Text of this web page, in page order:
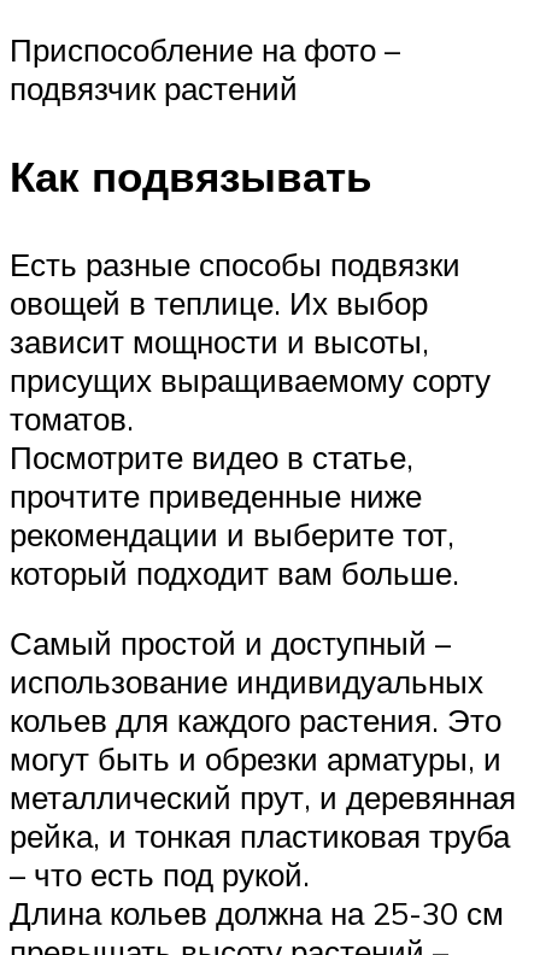
Приспособление на фото –
подвязчик растений
Как подвязывать
Есть разные способы подвязки
овощей в теплице. Их выбор
зависит мощности и высоты,
присущих выращиваемому сорту
томатов.
Посмотрите видео в статье,
прочтите приведенные ниже
рекомендации и выберите тот,
который подходит вам больше.
Самый простой и доступный –
использование индивидуальных
кольев для каждого растения. Это
могут быть и обрезки арматуры, и
металлический прут, и деревянная
рейка, и тонкая пластиковая труба
– что есть под рукой.
Длина кольев должна на 25-30 см